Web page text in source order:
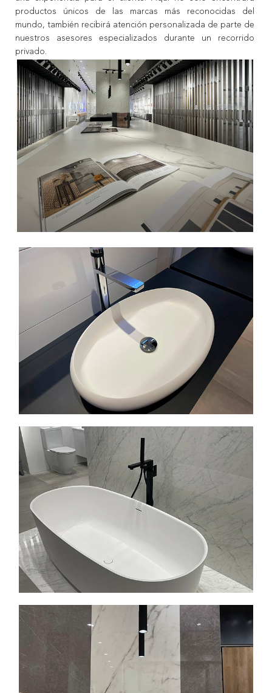
productos únicos de las marcas más reconocidas del
mundo, también recibirá atención personalizada de parte de
nuestros asesores especializados durante un recorrido
privado.